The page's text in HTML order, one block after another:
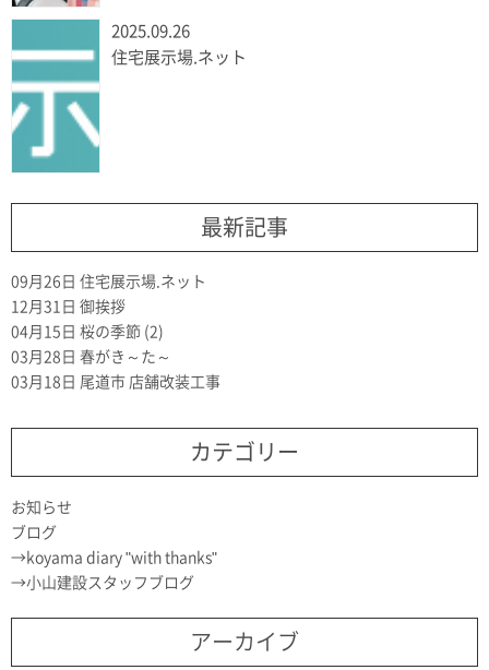
2025.09.26
住宅展示場.ネット
最新記事
09月26日 住宅展示場.ネット
12月31日 御挨拶
04月15日 桜の季節 (2)
03月28日 春がき～た～
03月18日 尾道市 店舗改装工事
カテゴリー
お知らせ
ブログ
koyama diary "with thanks"
小山建設スタッフブログ
アーカイブ